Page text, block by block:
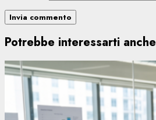
Potrebbe interessarti anche